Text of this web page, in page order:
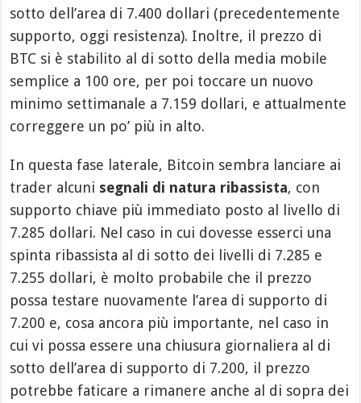
sotto dell’area di 7.400 dollari (precedentemente
supporto, oggi resistenza). Inoltre, il prezzo di
BTC si è stabilito al di sotto della media mobile
semplice a 100 ore, per poi toccare un nuovo
minimo settimanale a 7.159 dollari, e attualmente
correggere un po’ più in alto.
In questa fase laterale, Bitcoin sembra lanciare ai
trader alcuni segnali di natura ribassista, con
supporto chiave più immediato posto al livello di
7.285 dollari. Nel caso in cui dovesse esserci una
spinta ribassista al di sotto dei livelli di 7.285 e
7.255 dollari, è molto probabile che il prezzo
possa testare nuovamente l’area di supporto di
7.200 e, cosa ancora più importante, nel caso in
cui vi possa essere una chiusura giornaliera al di
sotto dell’area di supporto di 7.200, il prezzo
potrebbe faticare a rimanere anche al di sopra dei